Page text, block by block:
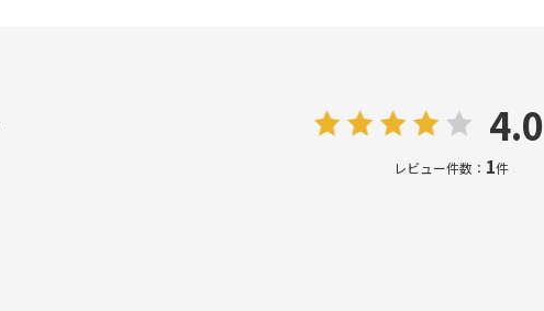
4.0
レビュー件数： 1件